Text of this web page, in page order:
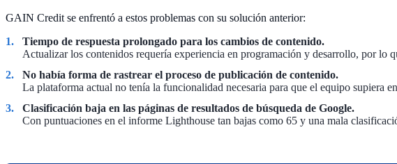
GAIN Credit se enfrentó a estos problemas con su solución anterior:
Tiempo de respuesta prolongado para los cambios de contenido.
Actualizar los contenidos requería experiencia en programación y desarrollo, por lo
No había forma de rastrear el proceso de publicación de contenido.
La plataforma actual no tenía la funcionalidad necesaria para que el equipo supiera
Clasificación baja en las páginas de resultados de búsqueda de Google.
Con puntuaciones en el informe Lighthouse tan bajas como 65 y una mala